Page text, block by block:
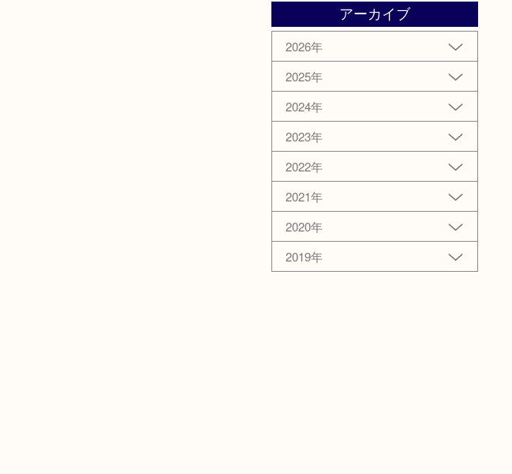
アーカイブ
2026年
2025年
2024年
2023年
2022年
2021年
2020年
2019年